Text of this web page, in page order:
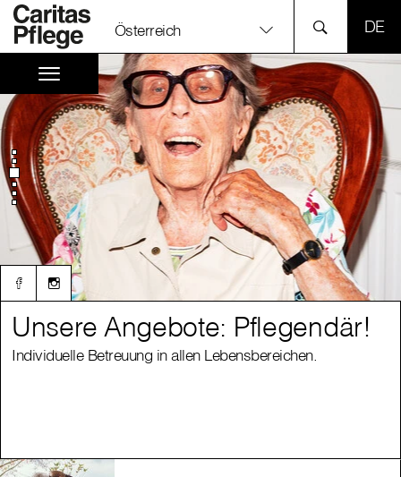
Österreich
Unsere Angebote: Pflegendär!
Individuelle Betreuung in allen Lebensbereichen.
Unsere Angebote: Pflegendär!
Individuelle Betreuung in allen Lebensbereichen.